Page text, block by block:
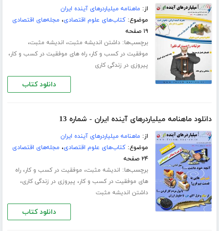
از: ماهنامه میلیاردرهای آینده ایران
موضوع:کتاب‌های علوم اقتصادی، مجله‌های اقتصادی
۱۹ صفحه
برچسب‌ها:داشتن اندیشه مثبت، اندیشه مثبت،
موفقیت در کسب و کار،راه های موفقیت در کسب و کار،
پیروزی در زندگی کاری
دانلود کتاب
دانلود ماهنامه میلیاردرهای آینده ایران - شماره 13
از: ماهنامه میلیاردرهای آینده ایران
موضوع:کتاب‌های علوم اقتصادی، مجله‌های اقتصادی
۲۴ صفحه
برچسب‌ها: اندیشه مثبت، موفقیت در کسب و کار،راه
های موفقیت در کسب و کار، پیروزی در زندگی کاری،
داشتن اندیشه مثبت
دانلود کتاب